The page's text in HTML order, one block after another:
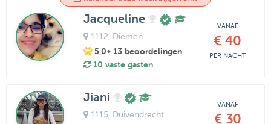
Jacqueline
1112 , Diemen
5,0• 13 beoordelingen
10 vaste gasten
VANAF
€ 40
PER NACHT
Jiani
1115, Duivendrecht
VANAF
€ 30